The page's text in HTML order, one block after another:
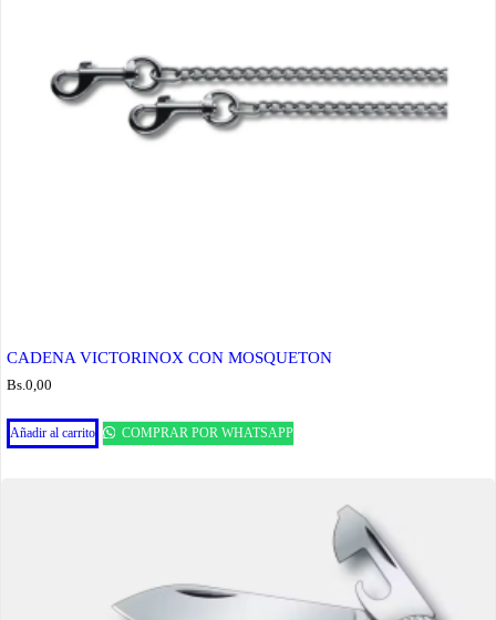
CADENA VICTORINOX CON MOSQUETON
Bs. 0,00
Añadir al carrito COMPRAR POR WHATSAPP